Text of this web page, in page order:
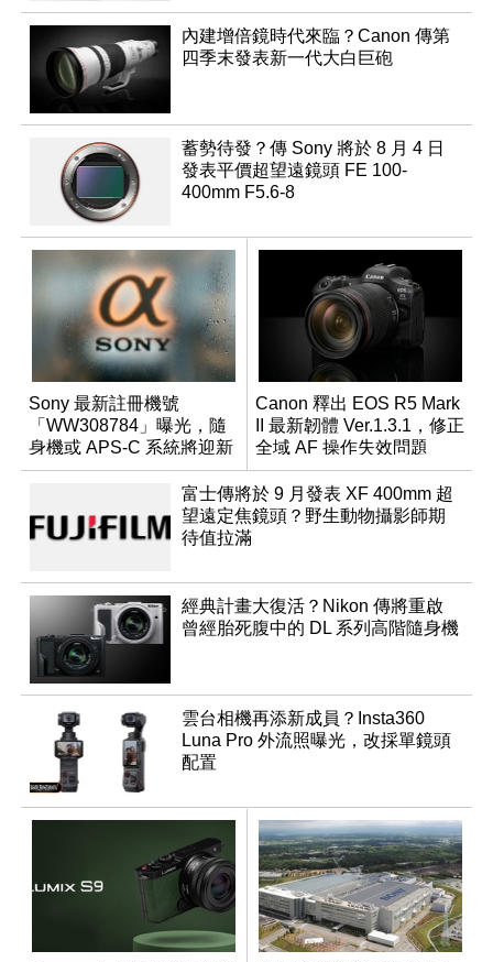
內建增倍鏡時代來臨？Canon 傳第
四季末發表新一代大白巨砲
蓄勢待發？傳 Sony 將於 8 月 4 日
發表平價超望遠鏡頭 FE 100-
400mm F5.6-8
Sony 最新註冊機號
「WW308784」曝光，隨
身機或 APS-C 系統將迎新
成員？
Canon 釋出 EOS R5 Mark
II 最新韌體 Ver.1.3.1，修正
全域 AF 操作失效問題
富士傳將於 9 月發表 XF 400mm 超
望遠定焦鏡頭？野生動物攝影師期
待值拉滿
經典計畫大復活？Nikon 傳將重啟
曾經胎死腹中的 DL 系列高階隨身機
雲台相機再添新成員？Insta360
Luna Pro 外流照曝光，改採單鏡頭
配置